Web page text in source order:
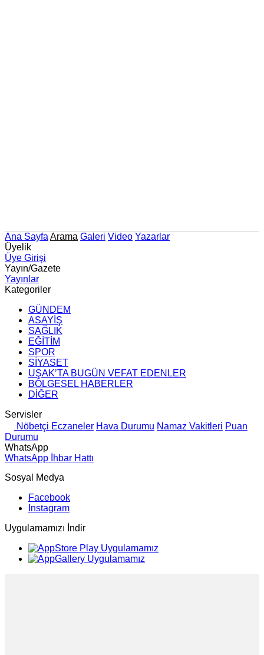
Ana Sayfa Arama Galeri Video Yazarlar
Üyelik
Üye Girişi
Yayın/Gazete
Yayınlar
Kategoriler
GÜNDEM
ASAYİŞ
SAĞLIK
EĞİTİM
SPOR
SİYASET
UŞAK’TA BUGÜN VEFAT EDENLER
BÖLGESEL HABERLER
DİĞER
Servisler
Nöbetçi Eczaneler Hava Durumu Namaz Vakitleri Puan
Durumu
WhatsApp
WhatsApp İhbar Hattı
Sosyal Medya
Facebook
Instagram
Uygulamamızı İndir